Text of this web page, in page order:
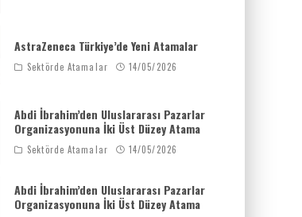
AstraZeneca Türkiye’de Yeni Atamalar
Sektörde Atamalar 14/05/2026
Abdi İbrahim’den Uluslararası Pazarlar
Organizasyonuna İki Üst Düzey Atama
Sektörde Atamalar 14/05/2026
Abdi İbrahim’den Uluslararası Pazarlar
Organizasyonuna İki Üst Düzey Atama